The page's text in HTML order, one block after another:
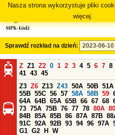
Nasza strona wykorzystuje pliki
więcej.
Sprawdź rozkład na dzień:
Z Z1 Z2 0 1 2 3 4 5 6 7 8
41 43 45
Z3 Z6 Z13 Z43 50A 50B 51A
55B 55C 56 57 58A 58B 59
64A 64B 65A 65B 66 67 68
73 75A 75B 76 77 78 80A
84B 85A 85B 86 87A 87B
91C 92A 92B 93 94 96 97A
G1 G2 H
W